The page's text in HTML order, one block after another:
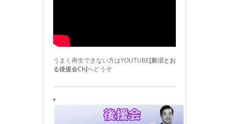
うまく再生できない方はYOUTUBE[新沼とお
る後援会Ch]へどうぞ